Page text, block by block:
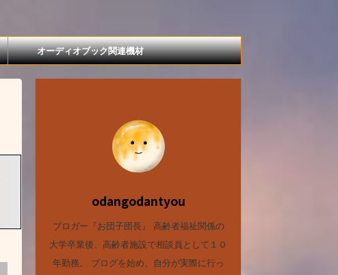
オーディオブック関連機材
odangodantyou
ブロガー『お団子団長』 高齢者福祉関係の
大学卒業後、高齢者施設で相談員として１０
年勤務。 ブログを始め、自分が実際に行っ